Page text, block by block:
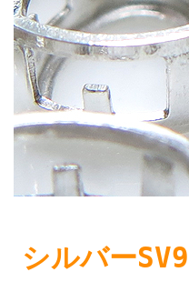
シルバー